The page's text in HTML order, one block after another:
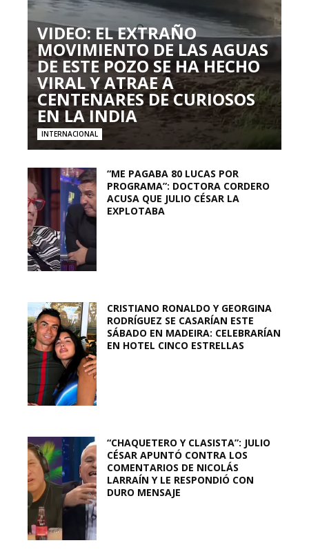
VIDEO: EL EXTRAÑO
MOVIMIENTO DE LAS AGUAS
DE ESTE POZO SE HA HECHO
VIRAL Y ATRAE A
CENTENARES DE CURIOSOS
EN LA INDIA
INTERNACIONAL
“ME PAGABA 80 LUCAS POR
PROGRAMA”: DOCTORA CORDERO
ACUSA QUE JULIO CÉSAR LA
EXPLOTABA
CRISTIANO RONALDO Y GEORGINA
RODRÍGUEZ SE CASARÍAN ESTE
SÁBADO EN MADEIRA: CELEBRARÍAN
EN HOTEL CINCO ESTRELLAS
“CHAQUETERO Y CLASISTA”: JULIO
CÉSAR APUNTÓ CONTRA LOS
COMENTARIOS DE NICOLÁS
LARRAÍN Y LE RESPONDIÓ CON
DURO MENSAJE